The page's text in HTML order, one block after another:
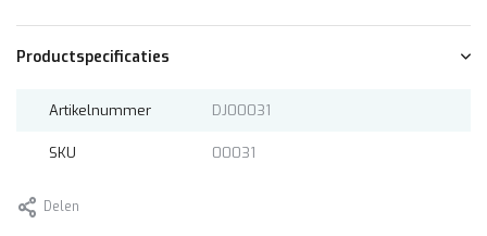
Productspecificaties
Artikelnummer DJ00031
SKU 00031
Delen